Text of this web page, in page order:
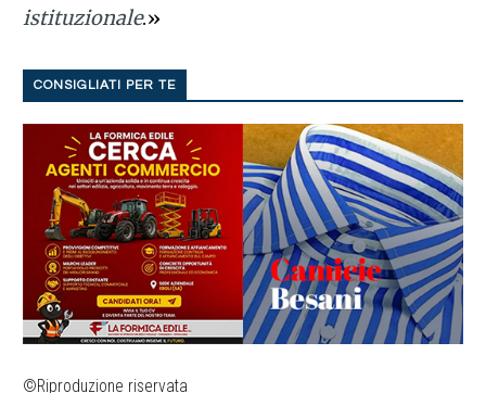
istituzionale.»
CONSIGLIATI PER TE
©Riproduzione riservata